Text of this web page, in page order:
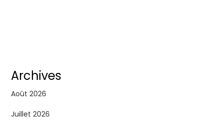
Archives
Août 2026
Juillet 2026